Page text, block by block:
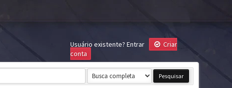
Usuário existente? Entrar
Criar
conta